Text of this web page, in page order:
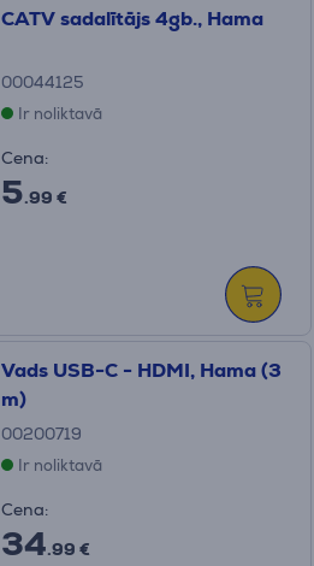
CATV sadalītājs 4gb., Hama
00044125
Ir noliktavā
Cena:
5.99 €
Vads USB-C - HDMI, Hama (3
m)
00200719
Ir noliktavā
Cena:
34.99 €